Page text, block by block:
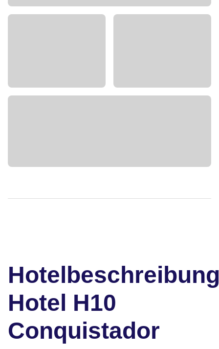
Hotel H10
Conquistador